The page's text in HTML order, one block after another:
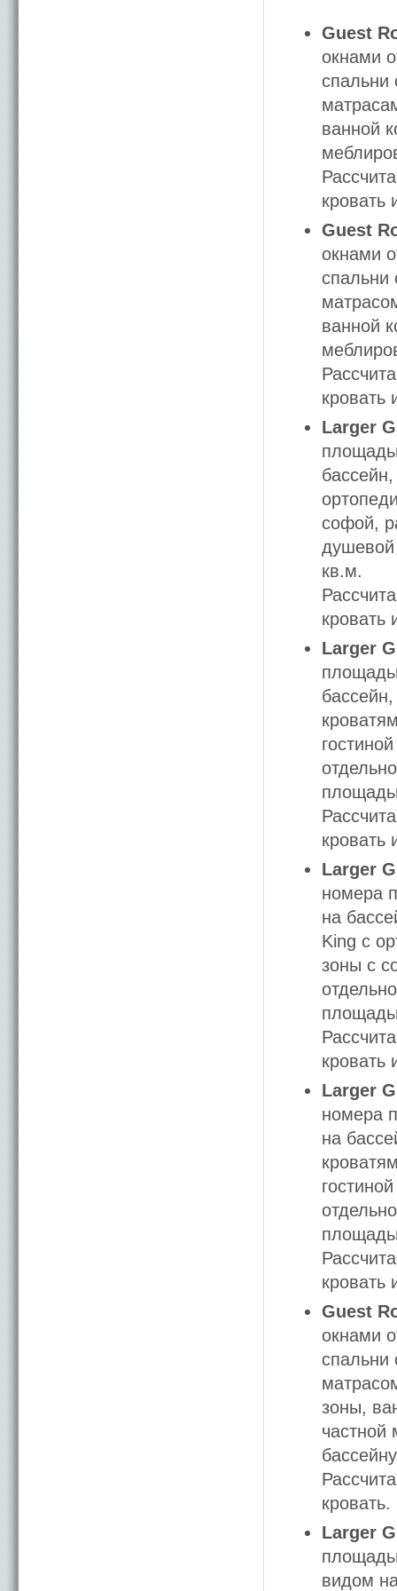
Guest
окнами
спальни
ванной
кровать
Guest
окнами
спальни
ванной
кровать
Larger
софой,
душевой
кв.м.
кровать
Larger
кровать
Larger
номера
на
King с
зоны с
кровать
Larger
номера
на
кровать
Guest
окнами
спальни
зоны,
частной
кровать.
Larger
видом